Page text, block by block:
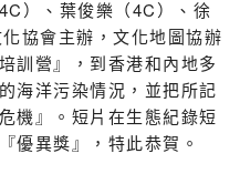
）、葉俊樂（4C）、徐
協會主辦，文化地圖協辦
訓營』，到香港和內地多
海洋污染情況，並把所記
機』。短片在生態紀錄短
優異獎』，特此恭賀。